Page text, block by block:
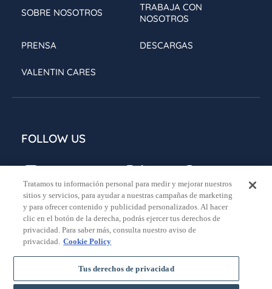
SOBRE NOSOTROS
TRABAJA CON
NOSOTROS
PRENSA DESCARGAS
VALENTIN CARES
FOLLOW US
Aviso legal Política de privacidad
Condiciones generales de reserva
Tratamos tu información personal para medir y mejorar nuestros
sitios y servicios, para ayudar a nuestras campañas de marketing
y para ofrecer contenido y publicidad personalizados. Al hacer
clic en el botón de la derecha, podrás ejercer tus derechos de
privacidad. Para saber más, consulta nuestro aviso de
privacidad. Cookie Policy
Tus derechos de privacidad